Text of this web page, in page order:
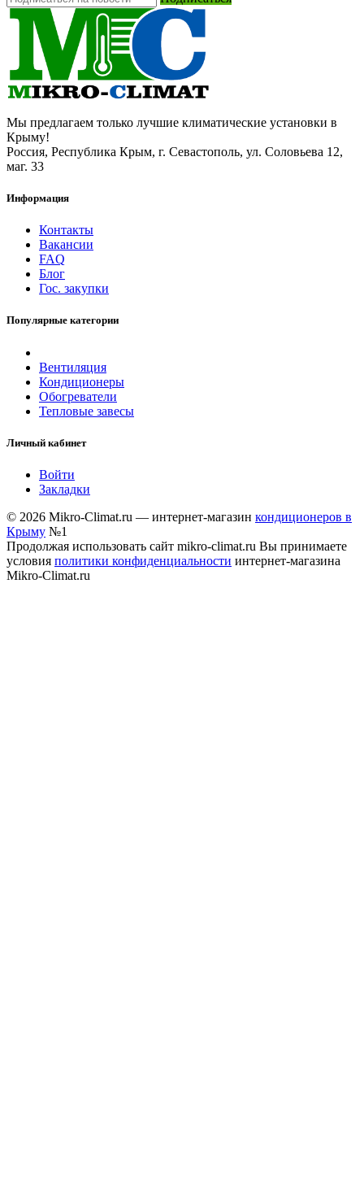
Мы предлагаем только лучшие климатические установки в
Крыму!
Россия, Республика Крым, г. Севастополь, ул. Соловьева 12,
маг. 33
Информация
Контакты
Вакансии
FAQ
Блог
Гос. закупки
Популярные категории
Вентиляция
Кондиционеры
Обогреватели
Тепловые завесы
Личный кабинет
Войти
Закладки
© 2026 Mikro-Climat.ru — интернет-магазин кондиционеров в
Крыму №1
Продолжая использовать сайт mikro-climat.ru Вы принимаете
условия политики конфиденциальности интернет-магазина
Mikro-Climat.ru